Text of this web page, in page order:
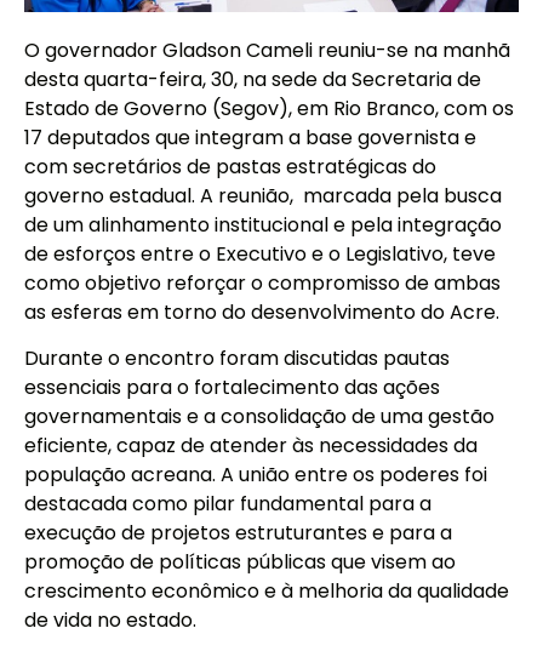
O governador Gladson Cameli reuniu-se na manhã
desta quarta-feira, 30, na sede da Secretaria de
Estado de Governo (Segov), em Rio Branco, com os
17 deputados que integram a base governista e
com secretários de pastas estratégicas do
governo estadual. A reunião, marcada pela busca
de um alinhamento institucional e pela integração
de esforços entre o Executivo e o Legislativo, teve
como objetivo reforçar o compromisso de ambas
as esferas em torno do desenvolvimento do Acre.
Durante o encontro foram discutidas pautas
essenciais para o fortalecimento das ações
governamentais e a consolidação de uma gestão
eficiente, capaz de atender às necessidades da
população acreana. A união entre os poderes foi
destacada como pilar fundamental para a
execução de projetos estruturantes e para a
promoção de políticas públicas que visem ao
crescimento econômico e à melhoria da qualidade
de vida no estado.